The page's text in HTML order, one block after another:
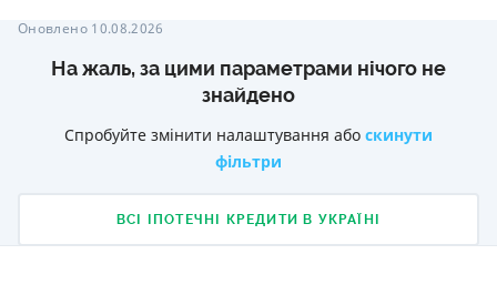
Оновлено 10.08.2026
На жаль, за цими параметрами нічого не
знайдено
Спробуйте змінити налаштування або скинути
фільтри
ВСІ ІПОТЕЧНІ КРЕДИТИ В УКРАЇНІ